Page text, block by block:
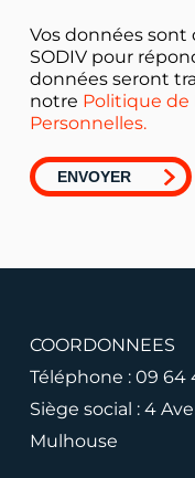
Vos données
SODIV pour
données seront
notre Politique de
Personnelles.
COORDONNEES
Téléphone : 09 64
Siège social : 4
Mulhouse